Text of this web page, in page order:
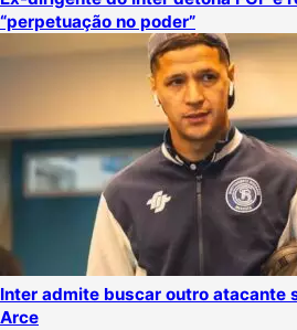
“perpetuação no poder”
Inter admite buscar outro atacante
Arce